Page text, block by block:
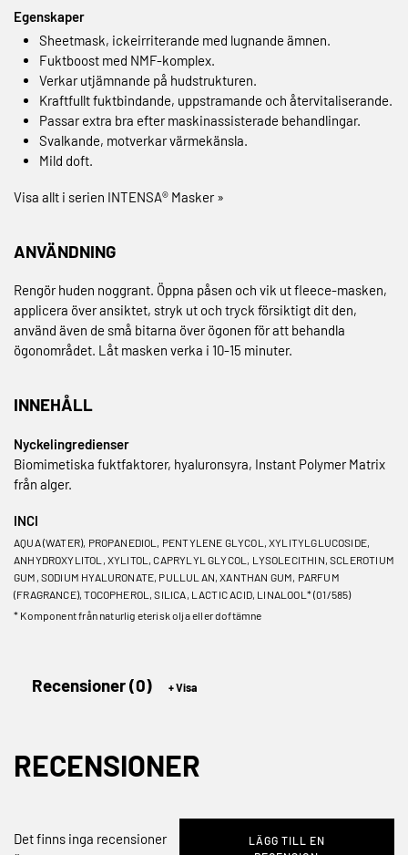
Egenskaper
Sheetmask, ickeirriterande med lugnande ämnen.
Fuktboost med NMF-komplex.
Verkar utjämnande på hudstrukturen.
Kraftfullt fuktbindande, uppstramande och återvitaliserande.
Passar extra bra efter maskinassisterade behandlingar.
Svalkande, motverkar värmekänsla.
Mild doft.
Visa allt i serien INTENSA® Masker »
ANVÄNDNING
Rengör huden noggrant. Öppna påsen och vik ut fleece-masken,
applicera över ansiktet, stryk ut och tryck försiktigt dit den,
använd även de små bitarna över ögonen för att behandla
ögonområdet. Låt masken verka i 10-15 minuter.
INNEHÅLL
Nyckelingredienser
Biomimetiska fuktfaktorer, hyaluronsyra, Instant Polymer Matrix
från alger.
INCI
AQUA (WATER), PROPANEDIOL, PENTYLENE GLYCOL, XYLITYLGLUCOSIDE,
ANHYDROXYLITOL, XYLITOL, CAPRYLYL GLYCOL, LYSOLECITHIN, SCLEROTIUM
GUM, SODIUM HYALURONATE, PULLULAN, XANTHAN GUM, PARFUM
(FRAGRANCE), TOCOPHEROL, SILICA, LACTIC ACID, LINALOOL* (01/585)
* Komponent från naturlig eterisk olja eller doftämne
Recensioner (0)
RECENSIONER
Det finns inga recensioner
LÄGG TILL EN